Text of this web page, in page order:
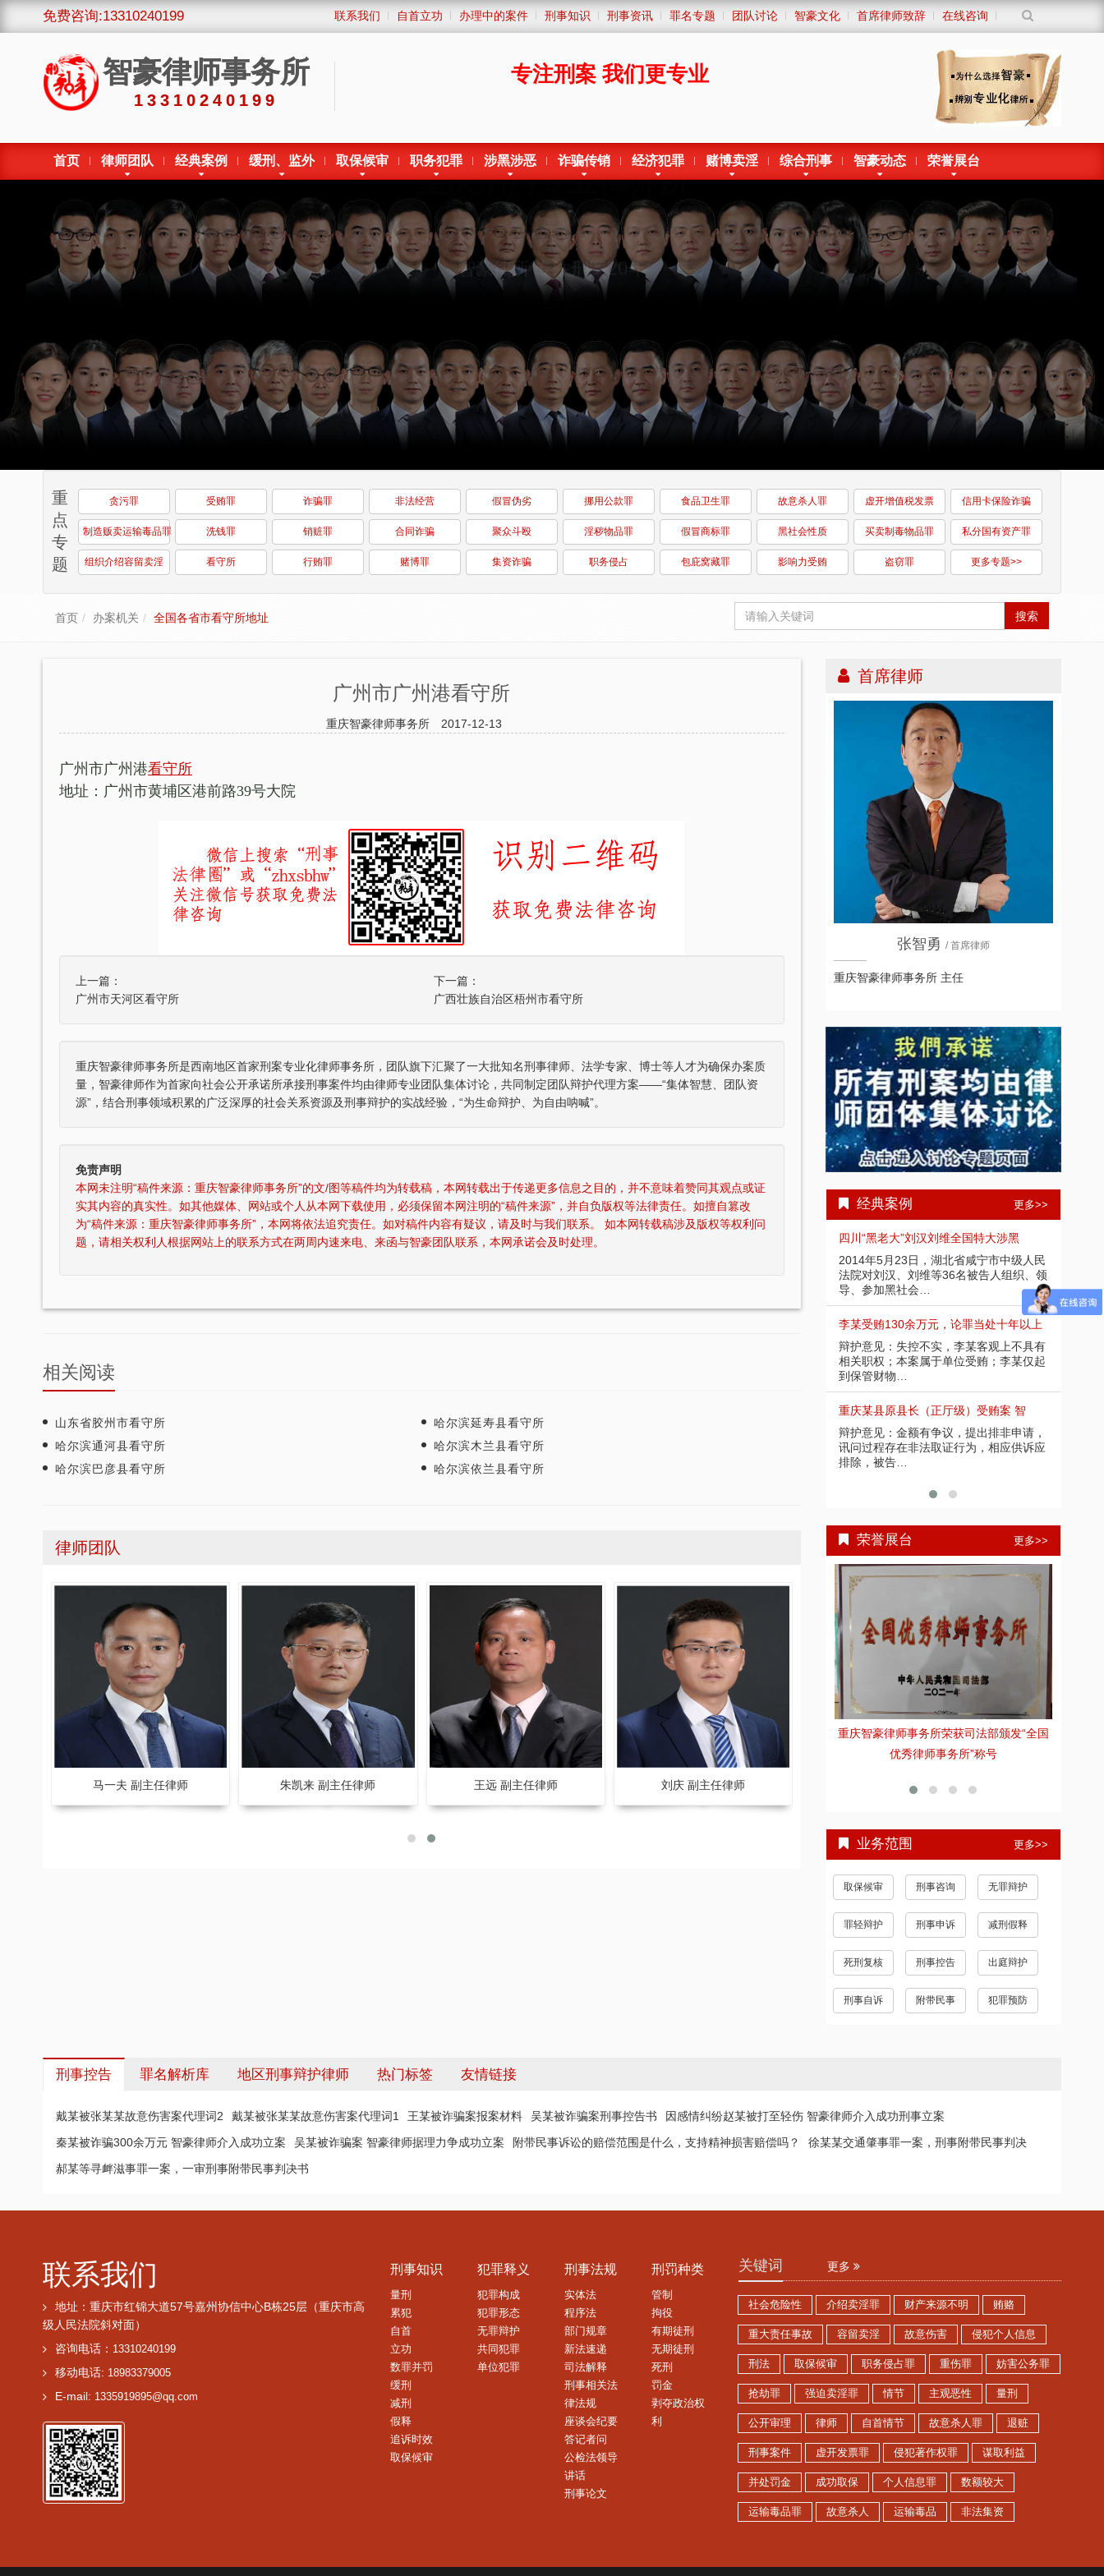
免费咨询:13310240199 联系我们 自首立功 办理中的案件 刑事知识 刑事资讯 罪名专题 团队讨论 智豪文化 首席律师致辞 在线咨询
智豪律师事务所
13310240199
专注刑案 我们更专业
首页 律师团队 经典案例 缓刑、监外 取保候审 职务犯罪 涉黑涉恶 诈骗传销 经济犯罪 赌博卖淫 综合刑事 智豪动态 荣誉展台
重庆刑辩专业律师所
重
点
专
题
贪污罪 受贿罪 诈骗罪 非法经营 假冒伪劣 挪用公款罪 食品卫生罪 故意杀人罪 虚开增值税发票 信用卡保险诈骗
制造贩卖运输毒品罪 洗钱罪 销赃罪 合同诈骗 聚众斗殴 淫秽物品罪 假冒商标罪 黑社会性质 买卖制毒物品罪 私分国有资产罪
组织介绍容留卖淫 看守所 行贿罪 赌博罪 集资诈骗 职务侵占 包庇窝藏罪 影响力受贿 盗窃罪 更多专题>>
首页 办案机关 全国各省市看守所地址 搜索
广州市广州港看守所
重庆智豪律师事务所 2017-12-13
广州市广州港看守所
地址：广州市黄埔区港前路39号大院
上一篇：
广州市天河区看守所
下一篇：
广西壮族自治区梧州市看守所
重庆智豪律师事务所是西南地区首家刑案专业化律师事务所，团队旗下汇聚了一大批知名刑事律师、法学专家、博士等人才为确保办案质
量，智豪律师作为首家向社会公开承诺所承接刑事案件均由律师专业团队集体讨论，共同制定团队辩护代理方案——“集体智慧、团队资
源”，结合刑事领域积累的广泛深厚的社会关系资源及刑事辩护的实战经验，“为生命辩护、为自由呐喊”。
免责声明
本网未注明“稿件来源：重庆智豪律师事务所”的文/图等稿件均为转载稿，本网转载出于传递更多信息之目的，并不意味着赞同其观点或证
实其内容的真实性。如其他媒体、网站或个人从本网下载使用，必须保留本网注明的“稿件来源”，并自负版权等法律责任。如擅自篡改
为“稿件来源：重庆智豪律师事务所”，本网将依法追究责任。如对稿件内容有疑议，请及时与我们联系。 如本网转载稿涉及版权等权利问
题，请相关权利人根据网站上的联系方式在两周内速来电、来函与智豪团队联系，本网承诺会及时处理。
相关阅读
山东省胶州市看守所
哈尔滨延寿县看守所
哈尔滨通河县看守所
哈尔滨木兰县看守所
哈尔滨巴彦县看守所
哈尔滨依兰县看守所
律师团队
马一夫 副主任律师 朱凯来 副主任律师 王远 副主任律师 刘庆 副主任律师 张家豪 副主任律师
首席律师
张智勇 / 首席律师
重庆智豪律师事务所 主任
经典案例 更多>>
全国特大涉黑
位受贿；李某仅起
，提出排非申请，
行为，相应供诉应
重庆某县原县长（正厅级）受贿1000余
辩护意见：被告认罪态度好，有坦白情
节；到案后主动交代了司法机关尚未掌握
的绝大部分犯…
四川“黑老大”刘汉刘维全国特大涉黑
辩护意见：金额有争议，提出排非申请，
讯问过程存在非法取证行为，相应供诉应
排除，被告…
四川“黑老大”刘汉刘维全国特大涉黑
2014年5月23日，湖北省咸宁市中级人民
法院对刘汉、刘维等36名被告人组织、领
导、参加黑社会…
李某受贿130余万元，论罪当处十年以上
辩护意见：失控不实，李某客观上不具有
相关职权；本案属于单位受贿；李某仅起
到保管财物…
重庆某县原县长（正厅级）受贿案 智
辩护意见：金额有争议，提出排非申请，
讯问过程存在非法取证行为，相应供诉应
排除，被告…
存在
荣誉展台 更多>>
律师事务所荣获司法部颁发“全国
优秀律师事务所”称号
张智勇律师荣获全国优秀律师
张智勇律师获得“年度最佳刑事辩护律师”荣
誉称号
张智勇律师荣获重庆市十佳律师
重庆智豪律师事务所荣获司法部颁发“全国
优秀律师事务所”称号
业务范围 更多>>
取保候审 刑事咨询 无罪辩护
罪轻辩护 刑事申诉 减刑假释
死刑复核 刑事控告 出庭辩护
刑事自诉 附带民事 犯罪预防
刑事控告 罪名解析库 地区刑事辩护律师 热门标签 友情链接
戴某被张某某故意伤害案代理词2 戴某被张某某故意伤害案代理词1 王某被诈骗案报案材料 吴某被诈骗案刑事控告书
因感情纠纷赵某被打至轻伤 智豪律师介入成功刑事立案
秦某被诈骗300余万元 智豪律师介入成功立案
吴某被诈骗案 智豪律师据理力争成功立案 附带民事诉讼的赔偿范围是什么，支持精神损害赔偿吗？
徐某某交通肇事罪一案，刑事附带民事判决
郝某等寻衅滋事罪一案，一审刑事附带民事判决书
联系我们
地址：重庆市红锦大道57号嘉州协信中心B栋25层（重庆市高
级人民法院斜对面）
咨询电话： 13310240199
移动电话: 18983379005
E-mail: 1335919895@qq.com
刑事知识
量刑
累犯
自首
立功
数罪并罚
缓刑
减刑
假释
追诉时效
取保候审
犯罪释义
犯罪构成
犯罪形态
无罪辩护
共同犯罪
单位犯罪
刑事法规
实体法
程序法
部门规章
新法速递
司法解释
刑事相关法
律法规
座谈会纪要
答记者问
公检法领导
讲话
刑事论文
刑罚种类
管制
拘役
有期徒刑
无期徒刑
死刑
罚金
剥夺政治权
利
关键词 更多
社会危险性 介绍卖淫罪 财产来源不明 贿赂
重大责任事故 容留卖淫 故意伤害 侵犯个人信息
刑法 取保候审 职务侵占罪 重伤罪 妨害公务罪
抢劫罪 强迫卖淫罪 情节 主观恶性 量刑
公开审理 律师 自首情节 故意杀人罪 退赃
刑事案件 虚开发票罪 侵犯著作权罪 谋取利益
并处罚金 成功取保 个人信息罪 数额较大
运输毒品罪 故意杀人 运输毒品 非法集资